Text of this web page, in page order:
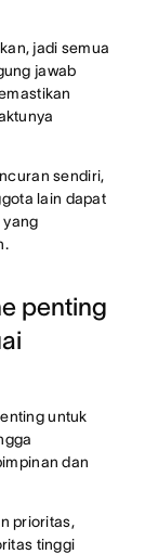
jadi semua
jawab
sendiri,
lain dapat
yang
penting
untuk
dan
prioritas,
tinggi